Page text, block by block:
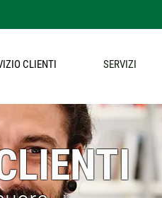
CLIENTI SERVIZI